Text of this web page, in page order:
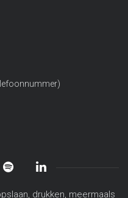
drukken, meermaals